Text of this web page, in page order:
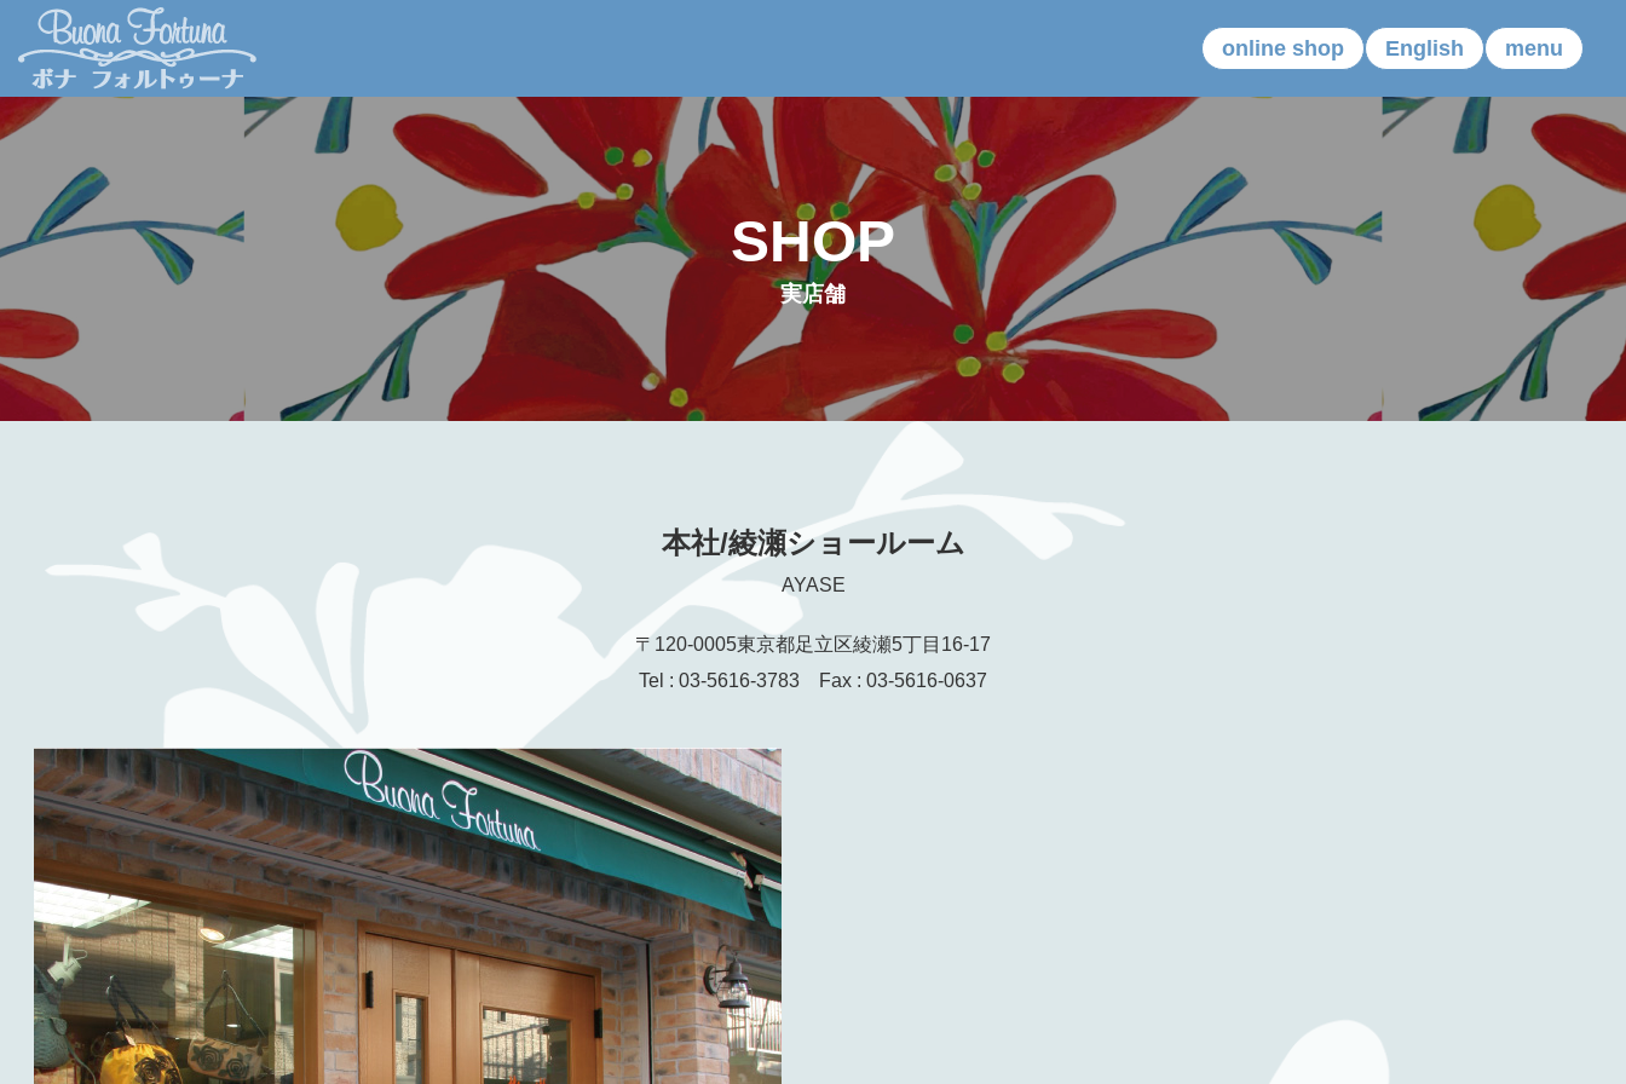
online shop English menu
SHOP
実店舗
本社/綾瀬ショールーム
AYASE
〒120-0005東京都足立区綾瀬5丁目16-17
Tel : 03-5616-3783 Fax : 03-5616-0637